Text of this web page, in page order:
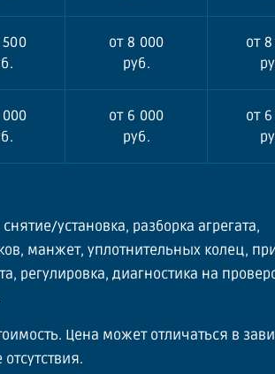
500
от 8 000
руб.
от
000
от 6 000
руб.
от
установка, разборка агрегата,
манжет, уплотнительных колец,
регулировка, диагностика на
Цена может отличаться в